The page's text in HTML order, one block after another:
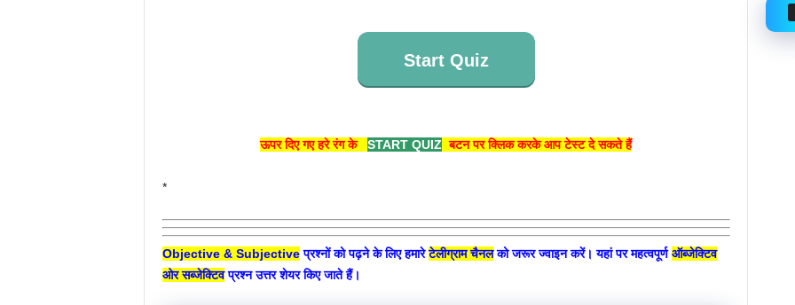
Start Quiz
ऊपर दिए गए हरे रंग के START QUIZ बटन पर क्लिक करके आप टेस्ट दे सकते हैं
*
Objective & Subjectiveप्रश्नों को पढ़ने के लिए हमारेटेलीग्राम चैनलको जरूर ज्वाइन करें। यहां पर महत्वपूर्णऑब्जेक्टिव
ओर सब्जेक्टिवप्रश्न उत्तर शेयर किए जाते हैं।